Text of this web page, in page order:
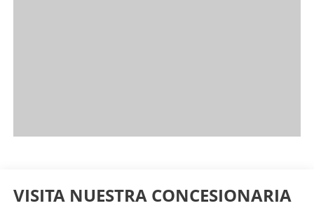
VISITA NUESTRA CONCESIONARIA